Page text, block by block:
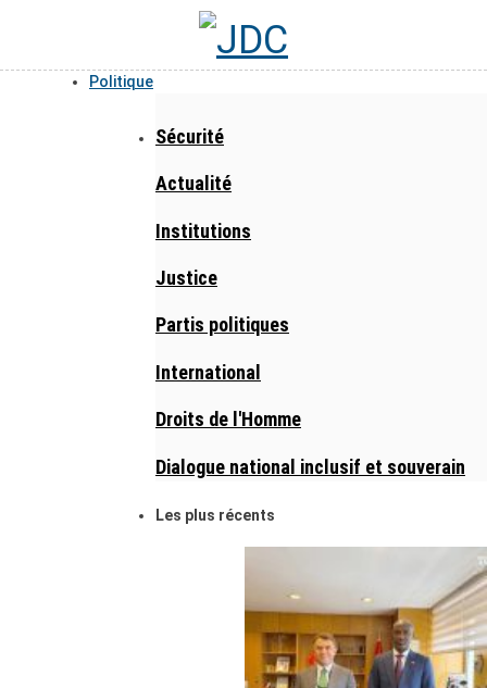
Politique
Sécurité
Actualité
Institutions
Justice
Partis politiques
International
Droits de l'Homme
Dialogue national inclusif et souverain
Les plus récents